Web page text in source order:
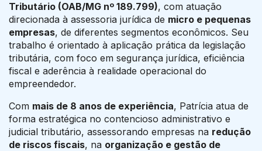
Tributário (OAB/MG nº 189.799), com atuação
direcionada à assessoria jurídica de micro e pequenas
empresas, de diferentes segmentos econômicos. Seu
trabalho é orientado à aplicação prática da legislação
tributária, com foco em segurança jurídica, eficiência
fiscal e aderência à realidade operacional do
empreendedor.
Com mais de 8 anos de experiência, Patrícia atua de
forma estratégica no contencioso administrativo e
judicial tributário, assessorando empresas na redução
de riscos fiscais, na organização e gestão de